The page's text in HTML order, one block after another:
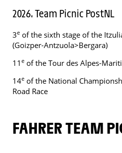
2026. Team Picnic PostNL
3e of the sixth stage of the
(Goizper-Antzuola>Bergara)
11 e of the Tour des Alpes-
14e of the National
Road Race
FAHRER TEAM